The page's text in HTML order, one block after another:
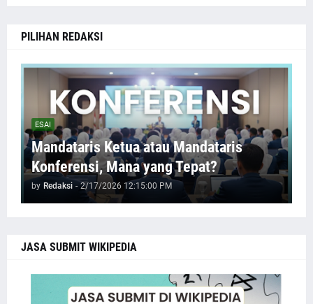
PILIHAN REDAKSI
ESAI
Mandataris Ketua atau Mandataris
Konferensi, Mana yang Tepat?
by Redaksi - 2/17/2026 12:15:00 PM
JASA SUBMIT WIKIPEDIA